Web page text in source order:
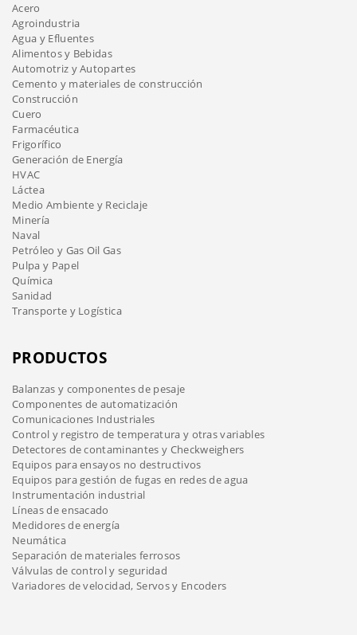
Acero
Agroindustria
Agua y Efluentes
Alimentos y Bebidas
Automotriz y Autopartes
Cemento y materiales de construcción
Construcción
Cuero
Farmacéutica
Frigorífico
Generación de Energía
HVAC
Láctea
Medio Ambiente y Reciclaje
Minería
Naval
Petróleo y Gas Oil Gas
Pulpa y Papel
Química
Sanidad
Transporte y Logística
PRODUCTOS
Balanzas y componentes de pesaje
Componentes de automatización
Comunicaciones Industriales
Control y registro de temperatura y otras variables
Detectores de contaminantes y Checkweighers
Equipos para ensayos no destructivos
Equipos para gestión de fugas en redes de agua
Instrumentación industrial
Líneas de ensacado
Medidores de energía
Neumática
Separación de materiales ferrosos
Válvulas de control y seguridad
Variadores de velocidad, Servos y Encoders